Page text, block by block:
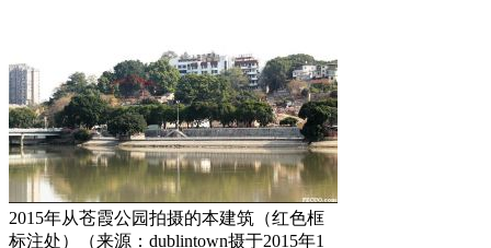
2015年从苍霞公园拍摄的本建筑（红色框
标注处）（来源：dublintown摄于2015年1